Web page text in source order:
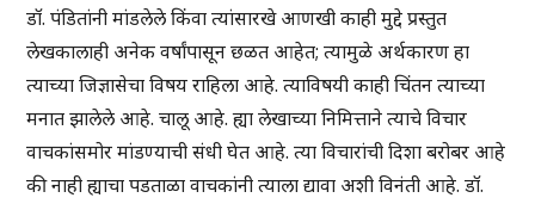
डॉ. पंडितांनी मांडलेले किंवा त्यांसारखे आणखी काही मुद्दे प्रस्तुत
लेखकालाही अनेक वर्षांपासून छळत आहेत; त्यामुळे अर्थकारण हा
त्याच्या जिज्ञासेचा विषय राहिला आहे. त्याविषयी काही चिंतन त्याच्या
मनात झालेले आहे. चालू आहे. ह्या लेखाच्या निमित्ताने त्याचे विचार
वाचकांसमोर मांडण्याची संधी घेत आहे. त्या विचारांची दिशा बरोबर आहे
की नाही ह्याचा पडताळा वाचकांनी त्याला द्यावा अशी विनंती आहे. डॉ.